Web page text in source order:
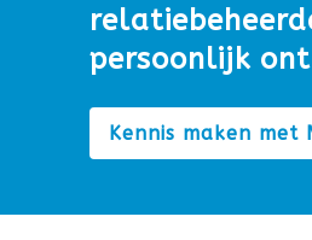
persoonlijk
Kennis maken met